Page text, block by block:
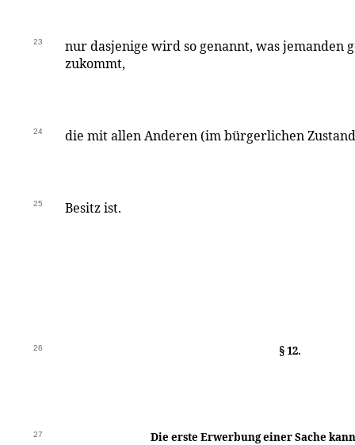
23
nur dasjenige wird so genannt, was jemanden
zukommt,
24 die mit allen Anderen (im bürgerlichen
25 Besitz ist.
26 § 12.
27 Die erste Erwerbung einer Sache